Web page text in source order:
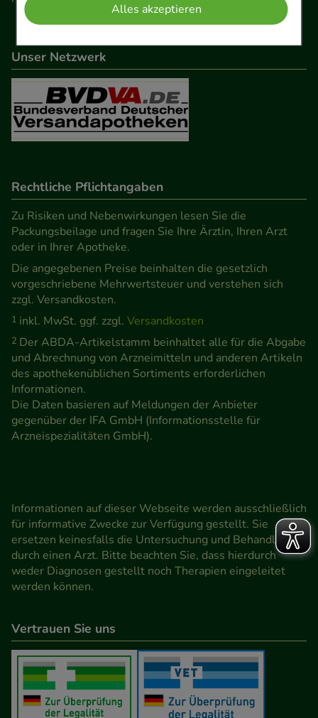
Komfort:Diese Cookies werden genutzt um das
Einkaufserlebnis noch ansprechender zu gestalten,
beispielsweise für die Wiedererkennung des
Besuchers oder unsere Seite an bevorzugte
Verhaltensweisen (z.B. Spracheinstellung)
anzupassen. Komfort-Cookies ermöglichen es uns
auch auf Ihre Bedürfnisse zugeschrittene Inhalte
betreiben.
Statistik & Tracking:Hierüber lassen sich
Informationen über die Art und Weise der Nutzung
unserer Website sammeln, mit deren Hilfe wir
unsere Website weiter für Sie optimieren können,
den Inhalt auf unserer Website aber auch die
Werbung auf Drittseiten möglichst relevant für Sie
teilweise an Dritte wie z.B. Google oder soziale
Medien übertragen werden.
Alles akzeptieren
Unser Netzwerk
Rechtliche Pflichtangaben
Zu Risiken und Nebenwirkungen lesen Sie die
Packungsbeilage und fragen Sie Ihre Ärztin, Ihren Arzt
oder in Ihrer Apotheke.
Die angegebenen Preise beinhalten die gesetzlich
vorgeschriebene Mehrwertsteuer und verstehen sich
zzgl. Versandkosten.
1 inkl. MwSt. ggf. zzgl. Versandkosten
2 Der ABDA-Artikelstamm beinhaltet alle für die Abgabe
und Abrechnung von Arzneimitteln und anderen Artikeln
des apothekenüblichen Sortiments erforderlichen
Informationen.
Die Daten basieren auf Meldungen der Anbieter
gegenüber der IFA GmbH (Informationsstelle für
Arzneispezialitäten GmbH).
Informationen auf dieser Webseite werden ausschließlich
für informative Zwecke zur Verfügung gestellt. Sie
ersetzen keinesfalls die Untersuchung und Behandlung
durch einen Arzt. Bitte beachten Sie, dass hierdurch
weder Diagnosen gestellt noch Therapien eingeleitet
werden können.
Vertrauen Sie uns